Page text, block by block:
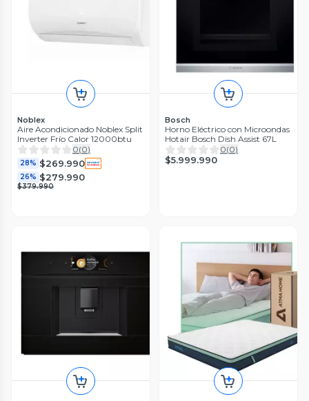
Noblex
Aire Acondicionado Noblex Split
Inverter Frío Calor 12000btu
0(0)
28% $269.990
26% $279.990
$379.990
Bosch
Horno Eléctrico con Microondas
Hotair Bosch Dish Assist 67L
0(0)
$5.999.990